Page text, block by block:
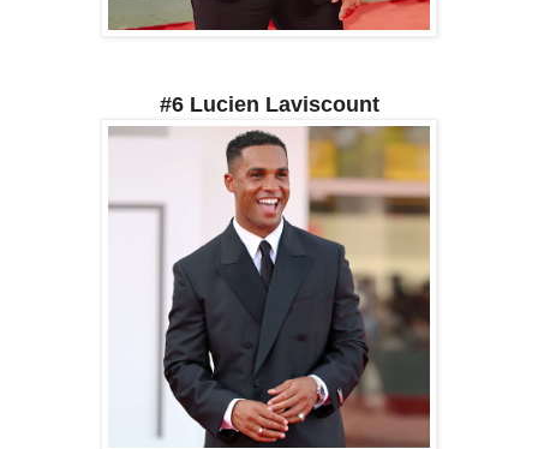
#6 Lucien Laviscount